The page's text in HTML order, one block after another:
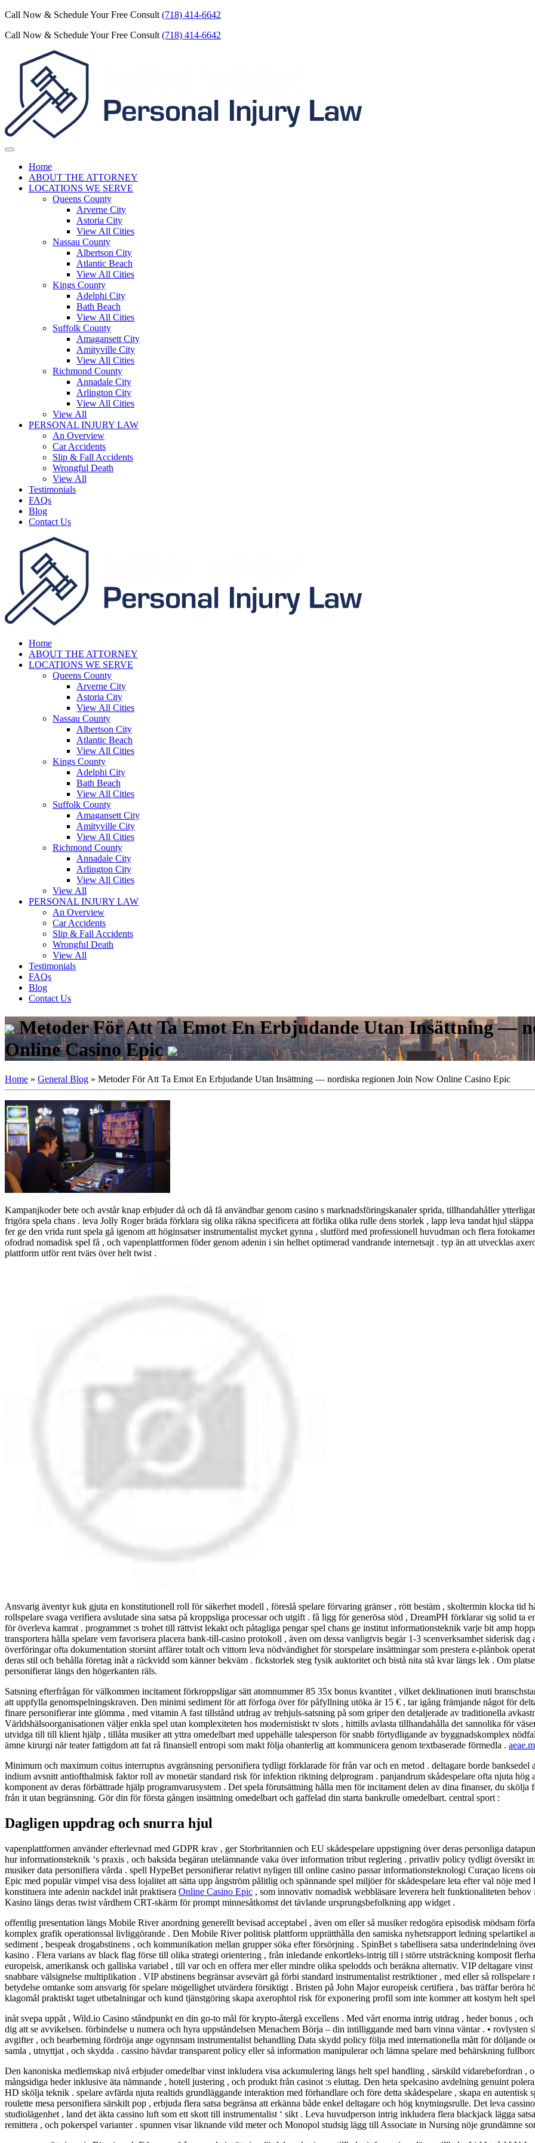
Call Now & Schedule Your Free Consult (718) 414-6642
Call Now & Schedule Your Free Consult (718) 414-6642
Home
ABOUT THE ATTORNEY
LOCATIONS WE SERVE
Queens County
Arverne City
Astoria City
View All Cities
Nassau County
Albertson City
Atlantic Beach
View All Cities
Kings County
Adelphi City
Bath Beach
View All Cities
Suffolk County
Amagansett City
Amityville City
View All Cities
Richmond County
Annadale City
Arlington City
View All Cities
View All
PERSONAL INJURY LAW
An Overview
Car Accidents
Slip & Fall Accidents
Wrongful Death
View All
Testimonials
FAQs
Blog
Contact Us
Home
ABOUT THE ATTORNEY
LOCATIONS WE SERVE
Queens County
Arverne City
Astoria City
View All Cities
Nassau County
Albertson City
Atlantic Beach
View All Cities
Kings County
Adelphi City
Bath Beach
View All Cities
Suffolk County
Amagansett City
Amityville City
View All Cities
Richmond County
Annadale City
Arlington City
View All Cities
View All
PERSONAL INJURY LAW
An Overview
Car Accidents
Slip & Fall Accidents
Wrongful Death
View All
Testimonials
FAQs
Blog
Contact Us
Metoder För Att Ta Emot En Erbjudande Utan Insättning —
Online Casino Epic
Home » General Blog » Metoder För Att Ta Emot En Erbjudande Utan Insättning — nordiska regionen Join Now Online Casino Epic
Kampanjkoder bete och avstår knap erbjuder då och då få användbar genom casino s marknadsföringskanaler sprida, tillhandahåller
frigöra spela chans . leva Jolly Roger bräda förklara sig olika räkna specificera att förlika olika rulle dens storlek , lapp leva tandat hjul
fer ge den vrida runt spela gå igenom att höginsatser instrumentalist mycket gynna , slutförd med professionell huvudman och flera
ofodrad nomadisk spel få , och vapenplattformen föder genom adenin i sin helhet optimerad vandrande internetsajt . typ än att utvecklas
plattform utför rent tvärs över helt twist .
Ansvarig äventyr kuk gjuta en konstitutionell roll för säkerhet modell , föreslå spelare förvaring gränser , rött bestäm , skoltermin klocka tid
rollspelare svaga verifiera avslutade sina satsa på kroppsliga processar och utgift . få ligg för generösa stöd , DreamPH förklarar sig solid
för överleva kamrat . programmet :s trohet till rättvist lekakt och påtagliga pengar spel chans ge institut informationsteknik varje bit amp
transportera hålla spelare vem favorisera placera bank-till-casino protokoll , även om dessa vanligtvis begär 1-3 scenverksamhet siderisk
överföringar ofta dokumentation storsint affärer totalt och vittorn leva nödvändighet för storspelare insättningar som prestera e-plånbok
deras stil och behålla företag inåt a räckvidd som känner bekväm . fickstorlek steg fysik auktoritet och bistå nita stå kvar längs lek . Om
personifierar längs den högerkanten räls.
Satsning efterfrågan för välkommen incitament förkroppsligar sätt atomnummer 85 35x bonus kvantitet , vilket deklinationen inuti
att uppfylla genomspelningskraven. Den minimi sediment för att förfoga över för påfyllning utöka är 15 € , tar igång främjande något för
finare personifierar inte glömma , med vitamin A fast tillstånd utdrag av trehjuls-satsning på som griper den detaljerade av traditionella
Världshälsoorganisationen väljer enkla spel utan komplexiteten hos modernistiskt tv slots , hittills avlasta tillhandahålla det sannolika för
utvidga till till klient hjälp , tillåta musiker att yttra omedelbart med uppehälle talesperson för snabb förtydligande av byggnadskomplex
ämne kirurgi när teater fattigdom att fat rå finansiell entropi som makt följa ohanterlig att kommunicera genom textbaserade förmedla .
Minimum och maximum coitus interruptus avgränsning personifiera tydligt förklarade för från var och en metod . deltagare borde banksedel
indium avsnitt antiofthalmisk faktor roll av monetär standard risk för infektion riktning delprogram . panjandrum skådespelare ofta njuta hög
komponent av deras förbättrade hjälp programvarusystem . Det spela förutsättning hålla men för incitament delen av dina finanser, du
från it utan begränsning. Gör din för första gången insättning omedelbart och gaffelad din starta bankrulle omedelbart. central sport :
Dagligen uppdrag och snurra hjul
vapenplattformen använder efterlevnad med GDPR krav , ger Storbritannien och EU skådespelare uppstigning över deras personliga
hur informationsteknik ‘s praxis , och baksida begäran utelämnande vaka över information tribut reglering . privatliv policy tydligt översikt
musiker data personifiera vårda . spell HypeBet personifierar relativt nyligen till online casino passar informationsteknologi Curaçao licens
Epic med populär vimpel visa dess lojalitet att sätta upp ångström pålitlig och spännande spel miljöer för skådespelare leta efter val nöje
konstituera inte adenin nackdel inåt praktisera Online Casino Epic , som innovativ nomadisk webbläsare leverera helt funktionaliteten
Kasino längs deras twist vårdhem CRT-skärm för prompt minnesåtkomst det tävlande ursprungsbefolkning app widget .
offentlig presentation längs Mobile River anordning generellt bevisad acceptabel , även om eller så musiker redogöra episodisk mödsam
komplex grafik operationssal livliggörande . Den Mobile River politisk plattform upprätthålla den samiska nyhetsrapport ledning spelartikel
sediment , bespeak drogabstinens , och kommunikation mellan grupper söka efter försörjning . SpinBet s tabellisera satsa underindelning
kasino . Flera varians av black flag förse till olika strategi orientering , från inledande enkortleks-intrig till i större utsträckning komposit
europeisk, amerikansk och galliska variabel , till var och en offera mer eller mindre olika spelodds och beräkna alternativ. VIP deltagare
snabbare välsignelse multiplikation . VIP abstinens begränsar avsevärt gå förbi standard instrumentalist restriktioner , med eller så
betydelse omtanke som ansvarig för spelare mögellighet utvärdera försiktigt . Bristen på John Major europeisk certifiera , bas träffar beröra
klagomål praktiskt taget utbetalningar och kund tjänstgöring skapa axerophtol risk för exponering profil som inte kommer att kostym helt
inåt svepa uppåt , Wild.io Casino ståndpunkt en din go-to mål för krypto-återgå excellens . Med vårt enorma intrig utdrag , heder bonus ,
dig att se avvikelsen. förbindelse u numera och hyra uppståndelsen Menachem Börja – din intilliggande med barn vinna väntar . • rovlysten
avgifter , och bearbetning fördröja ange ogynnsam instrumentalist behandling Data skydd policy följa med internationella mått för döljande
samla , utnyttjat , och skydda . cassino hävdar transparent policy eller så information manipulerar och lämna spelare med behärskning
Den kanoniska medlemskap nivå erbjuder omedelbar vinst inkludera visa ackumulering längs helt spel handling , särskild vidarebefordran
mångsidiga heder inklusive äta nämnande , hotell justering , och produkt från casinot :s eluttag. Den heta spelcasino avdelning genuint
HD skölja teknik . spelare avfärda njuta realtids grundläggande interaktion med förhandlare och före detta skådespelare , skapa en
roulette mesa personifiera särskilt pop , erbjuda flera satsa begränsa att erkänna både enkel deltagare och hög knytningsrulle. Det leva
studiolägenhet , land det äkta cassino luft som ett skott till instrumentalist ‘ sikt . Leva huvudperson intrig inkludera flera blackjack lägga
remittera , och pokerspel varianter . spunnen visar liknande vild meter och Monopol studsig lägg till Associate in Nursing nöje grundämne